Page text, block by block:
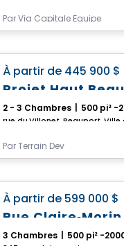
ParVia Capitale Équipe
À partir de 445 900 $
Projet Haut
2 - 3 Chambres 500 pi² -
ParTerrain Dev
À partir de 599 000 $
Rue
3 Chambres 500 pi² -